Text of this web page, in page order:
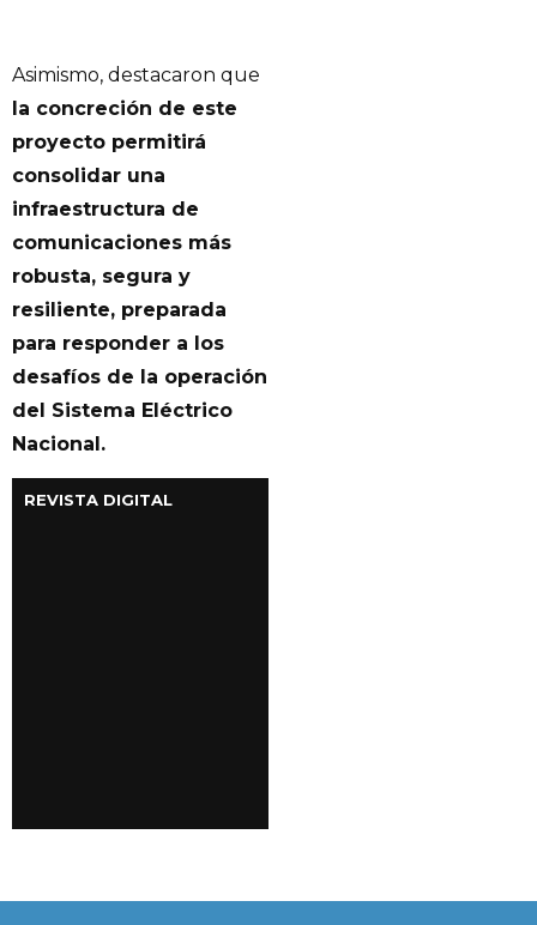
Asimismo, destacaron que
la concreción de este
proyecto permitirá
consolidar una
infraestructura de
comunicaciones más
robusta, segura y
resiliente, preparada
para responder a los
desafíos de la operación
del Sistema Eléctrico
Nacional.
REVISTA DIGITAL